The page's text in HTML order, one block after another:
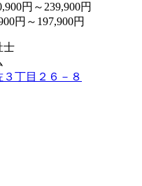
円～239,900円
円～197,900円
士
丁目２６－８